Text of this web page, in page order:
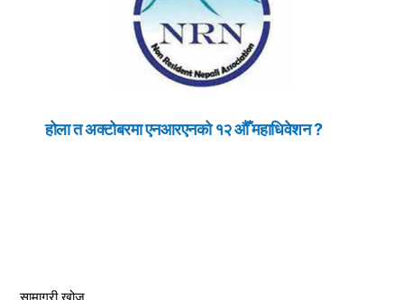
होला त अक्टोबरमा एनआरएनको १२ औँ महाधिवेशन ?
सामाग्री खोज